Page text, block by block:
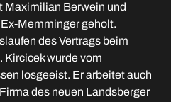
Maximilian Berwein und
Memminger geholt.
des Vertrags beim
Kircicek wurde vom
losgeeist. Er arbeitet auch
des neuen Landsberger